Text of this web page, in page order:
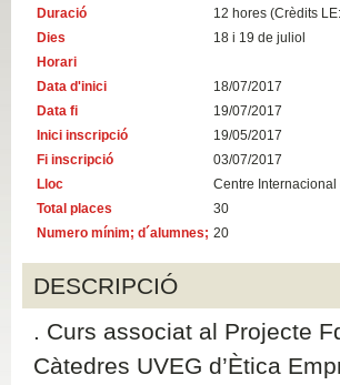
Duració
12 hores (Crèdits
Dies
18 i 19 de juliol
Horari
Data d'inici
18/07/2017
Data fi
19/07/2017
Inici inscripció
19/05/2017
Fi inscripció
03/07/2017
Lloc
Centre Internacional
Total places
30
Numero mínim; d´alumnes; 20
DESCRIPCIÓ
. Curs associat al Projecte
Càtedres UVEG d’Ètica